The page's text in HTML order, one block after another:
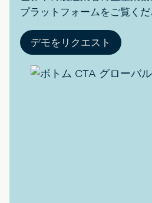
プラットフォームをご覧くだ
デモをリクエスト